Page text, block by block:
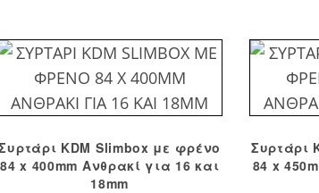
KDM Slimbox με φρένο
84 x 400mm Ανθρακί για 16 και
18mm
Συρτάρι
84 x